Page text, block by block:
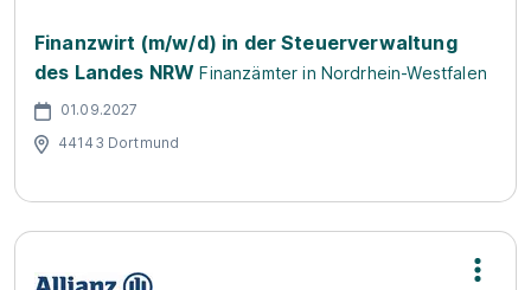
Finanzwirt (m/w/d) in der Steuerverwaltung
des Landes NRW Finanzämter in Nordrhein-Westfalen
01.09.2027
44143 Dortmund